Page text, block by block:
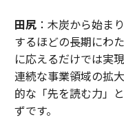
田尻：木炭から始ま
するほどの長期にわ
に応えるだけでは実
連続な事業領域の拡
的な「先を読む力」
ずです。